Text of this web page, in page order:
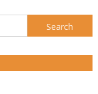
Search
for: